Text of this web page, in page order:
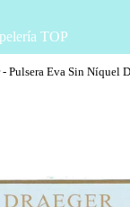
- Pulsera Eva Sin Níquel